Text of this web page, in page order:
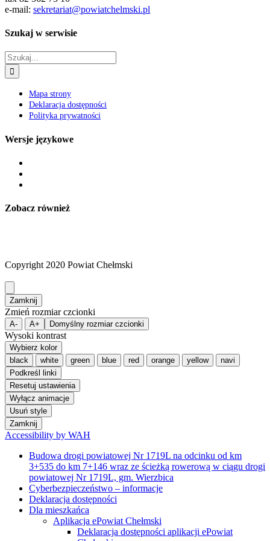
e-mail: sekretariat@powiatchelmski.pl
Szukaj w serwisie
Szukaj
Mapa strony
Deklaracja dostępności
Polityka prywatności
Wersje językowe
Zobacz również
Copyright 2020 Powiat Chełmski
Zamknij
Zmień rozmiar czcionki
A- A+ Domyślny rozmiar czcionki
Wysoki kontrast
Wybierz kolor
black
white green blue red orange yellow
navi
Podkreśl linki
Resetuj ustawienia
Wyłącz animacje
Usuń style
Zamknij
Accessibility by WAH
Budowa drogi powiatowej Nr 1719L na odcinku od km
3+535 do km 7+146 wraz ze ścieżką rowerową w ciągu drogi
powiatowej Nr 1719L, gm. Wierzbica
Cyberbezpieczeństwo – informacje
Deklaracja dostępności
Dla mieszkańca
Aplikacja ePowiat Chełmski
Deklaracja dostępności aplikacji ePowiat